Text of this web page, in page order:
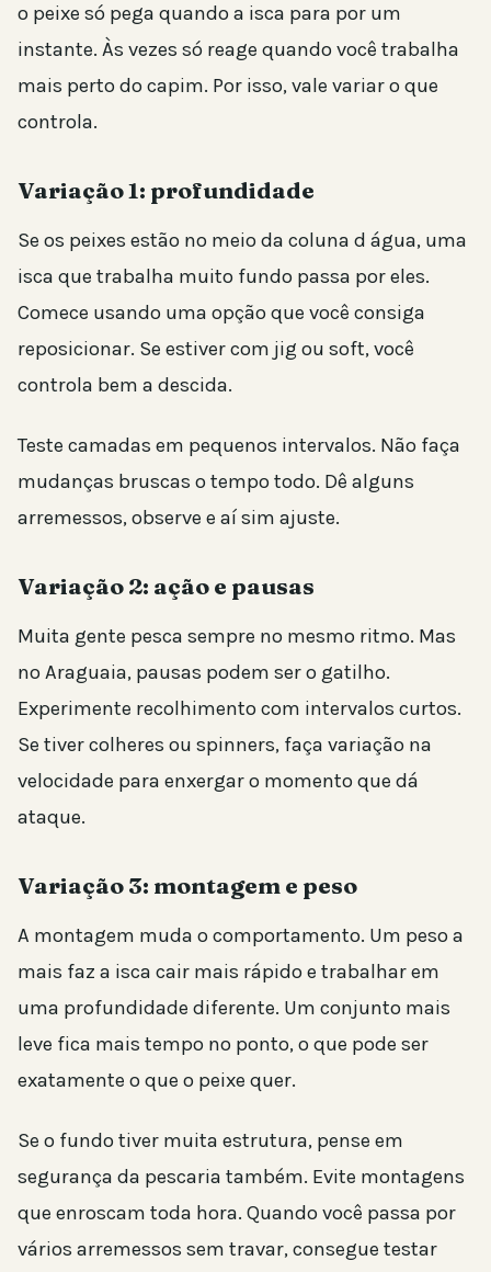
o peixe só pega quando a isca para por um
instante. Às vezes só reage quando você trabalha
mais perto do capim. Por isso, vale variar o que
controla.
Variação 1: profundidade
Se os peixes estão no meio da coluna d água, uma
isca que trabalha muito fundo passa por eles.
Comece usando uma opção que você consiga
reposicionar. Se estiver com jig ou soft, você
controla bem a descida.
Teste camadas em pequenos intervalos. Não faça
mudanças bruscas o tempo todo. Dê alguns
arremessos, observe e aí sim ajuste.
Variação 2: ação e pausas
Muita gente pesca sempre no mesmo ritmo. Mas
no Araguaia, pausas podem ser o gatilho.
Experimente recolhimento com intervalos curtos.
Se tiver colheres ou spinners, faça variação na
velocidade para enxergar o momento que dá
ataque.
Variação 3: montagem e peso
A montagem muda o comportamento. Um peso a
mais faz a isca cair mais rápido e trabalhar em
uma profundidade diferente. Um conjunto mais
leve fica mais tempo no ponto, o que pode ser
exatamente o que o peixe quer.
Se o fundo tiver muita estrutura, pense em
segurança da pescaria também. Evite montagens
que enroscam toda hora. Quando você passa por
vários arremessos sem travar, consegue testar